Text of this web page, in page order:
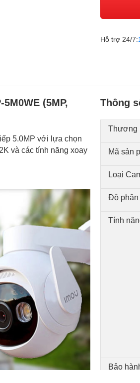
Hỗ trợ 24/7:
(5MP,
5.0MP với lựa chọn
và các tính năng xoay
Thông
Thương
Mã sản
Loại
Độ phân
Tính
Bảo